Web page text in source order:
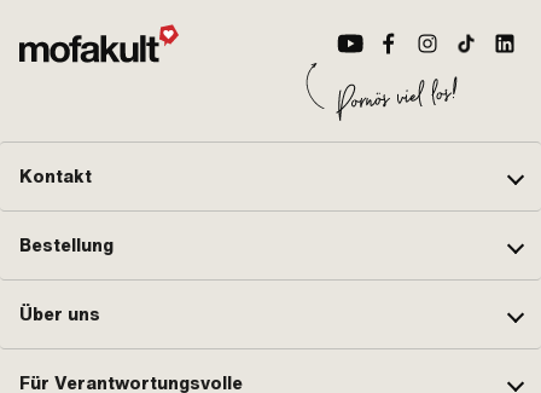
Kontakt
Bestellung
Über uns
Für Verantwortungsvolle